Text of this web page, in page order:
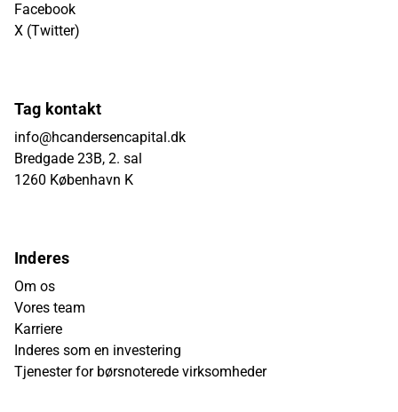
Facebook
X (Twitter)
Tag kontakt
info@hcandersencapital.dk
Bredgade 23B, 2. sal
1260 København K
Inderes
Om os
Vores team
Karriere
Inderes som en investering
Tjenester for børsnoterede virksomheder